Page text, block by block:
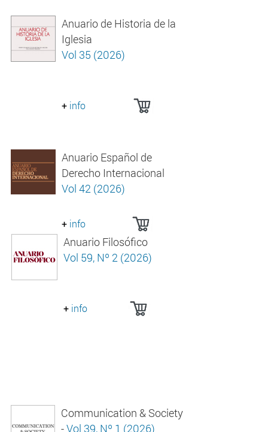
Anuario de Historia de la
Iglesia
Vol 35 (2026)
+ info
Anuario Español de
Derecho Internacional
Vol 42 (2026)
+ info
Anuario Filosófico
Vol 59, Nº 2 (2026)
+ info
Communication & Society
-Vol 39, Nº 1 (2026)